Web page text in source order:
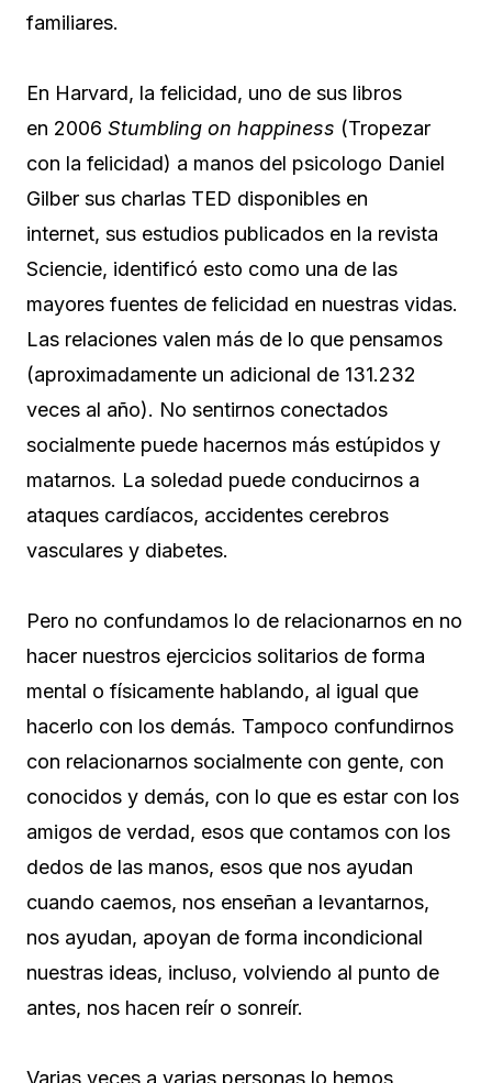
familiares.
En Harvard, la felicidad, uno de sus libros
en 2006 Stumbling on happiness (Tropezar
con la felicidad) a manos del psicologo Daniel
Gilber sus charlas TED disponibles en
internet, sus estudios publicados en la revista
Sciencie, identificó esto como una de las
mayores fuentes de felicidad en nuestras vidas.
Las relaciones valen más de lo que pensamos
(aproximadamente un adicional de 131.232
veces al año). No sentirnos conectados
socialmente puede hacernos más estúpidos y
matarnos. La soledad puede conducirnos a
ataques cardíacos, accidentes cerebros
vasculares y diabetes.
Pero no confundamos lo de relacionarnos en no
hacer nuestros ejercicios solitarios de forma
mental o físicamente hablando, al igual que
hacerlo con los demás. Tampoco confundirnos
con relacionarnos socialmente con gente, con
conocidos y demás, con lo que es estar con los
amigos de verdad, esos que contamos con los
dedos de las manos, esos que nos ayudan
cuando caemos, nos enseñan a levantarnos,
nos ayudan, apoyan de forma incondicional
nuestras ideas, incluso, volviendo al punto de
antes, nos hacen reír o sonreír.
Varias veces a varias personas lo hemos